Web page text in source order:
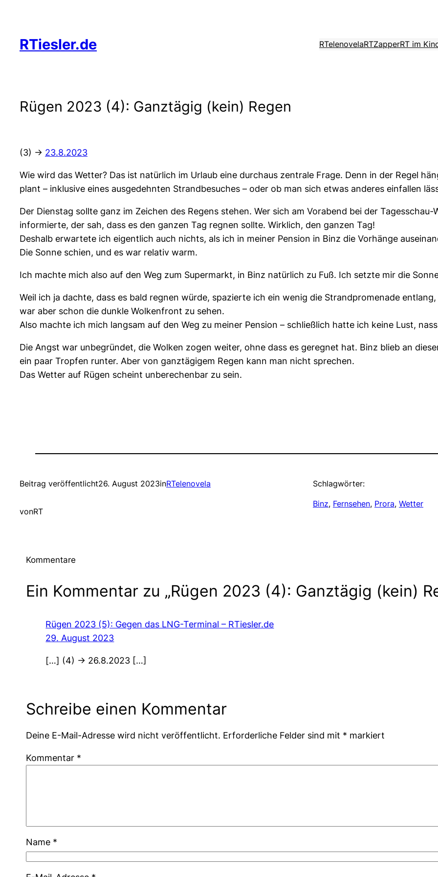
springen
RTiesler.de RTelenovelaRTZapperRT im
Rügen 2023 (4): Ganztägig (kein) Regen
(3) -> 23.8.2023
Wie wird das Wetter? Das ist natürlich im Urlaub eine durchaus zentrale Frage. Denn in der Regel
plant – inklusive eines ausgedehnten Strandbesuches – oder ob man sich etwas anderes einfallen
Der Dienstag sollte ganz im Zeichen des Regens stehen. Wer sich am Vorabend bei der
informierte, der sah, dass es den ganzen Tag regnen sollte. Wirklich, den ganzen Tag!
Deshalb erwartete ich eigentlich auch nichts, als ich in meiner Pension in Binz die Vorhänge
Die Sonne schien, und es war relativ warm.
Ich machte mich also auf den Weg zum Supermarkt, in Binz natürlich zu Fuß. Ich setzte mir die
Weil ich ja dachte, dass es bald regnen würde, spazierte ich ein wenig die Strandpromenade
war aber schon die dunkle Wolkenfront zu sehen.
Also machte ich mich langsam auf den Weg zu meiner Pension – schließlich hatte ich keine Lust,
Die Angst war unbegründet, die Wolken zogen weiter, ohne dass es geregnet hat. Binz blieb an
ein paar Tropfen runter. Aber von ganztägigem Regen kann man nicht sprechen.
Das Wetter auf Rügen scheint unberechenbar zu sein.
Beitrag veröffentlicht26. August 2023inRTelenovela
vonRT
Schlagwörter:
Binz, Fernsehen, Prora, Wetter
Kommentare
Ein Kommentar zu „Rügen 2023 (4): Ganztägig (kein)
Rügen 2023 (5): Gegen das LNG-Terminal – RTiesler.de
29. August 2023
[…] (4) -> 26.8.2023 […]
Schreibe einen Kommentar
Deine E-Mail-Adresse wird nicht veröffentlicht. Erforderliche Felder sind mit * markiert
Kommentar *
Name *